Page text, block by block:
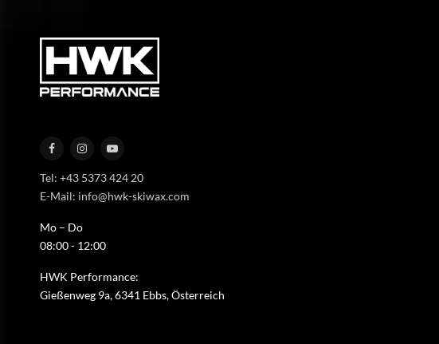
Tel: +43 5373 424 20
E-Mail: info@hwk-skiwax.com
Mo – Do
08:00 - 12:00
HWK Performance:
Gießenweg 9a, 6341 Ebbs, Österreich